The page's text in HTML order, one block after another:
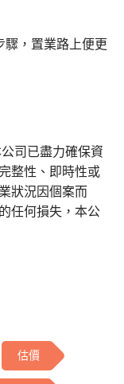
驟，置業路上便更
司已盡力確保資
整性、即時性或
狀況因個案而
任何損失，本公
估價